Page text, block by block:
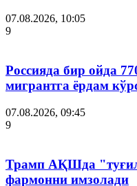
07.08.2026, 10:05
9
Россияда бир ойда
мигрантга ёрдам
07.08.2026, 09:45
9
Трамп АҚШда
фармонни имзолади